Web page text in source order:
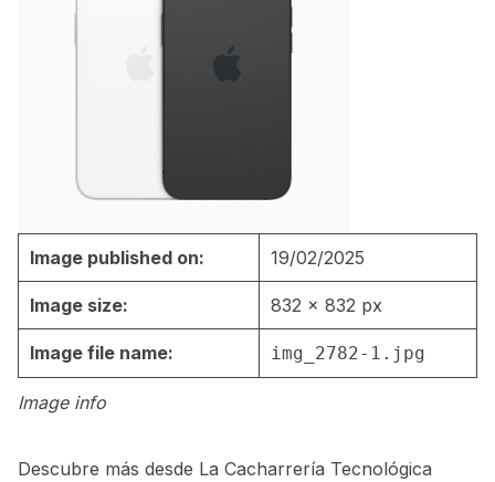
Image info
Image published on: 19/02/2025
Image size: 832 × 832 px
Image file name: img_2782-1.jpg
Descubre más desde La Cacharrería Tecnológica